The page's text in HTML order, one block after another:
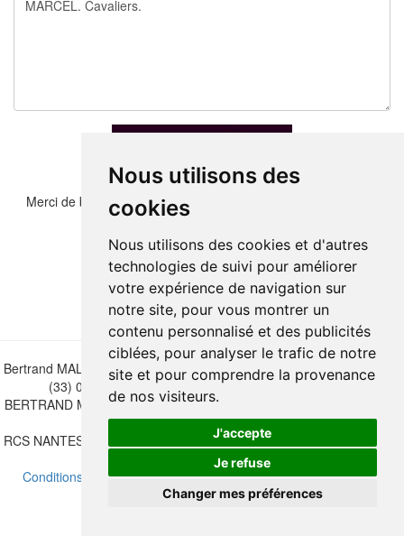
Nous utilisons des
cookies
Nous utilisons des cookies et d'autres
technologies de suivi pour améliorer
votre expérience de navigation sur
notre site, pour vous montrer un
contenu personnalisé et des publicités
ciblées, pour analyser le trafic de notre
site et pour comprendre la provenance
de nos visiteurs.
J'accepte
Je refuse
Changer mes préférences
Merci de bien vouloir recopier les chiffres et lettre ci-dessous :
Bertrand MALVAUX - 22 rue Crébillon, 44000 Nantes - FRANCE - Tél.
(33) 02 40 733 600 — bertrand.malvaux@wanadoo.fr
BERTRAND MALVAUX - ÉDITIONS DU CANONNIER SARL au capital
de 47.000 EUROS
RCS NANTES B 442 295 077 - N° INTRACOMMUNAUTAIRE CEE FR
30 442 295 077
Conditions de vente-Mettre à jour vos préférences de cookies